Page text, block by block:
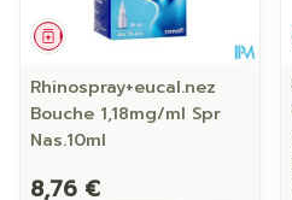
Médicament
Rhinospray+eucal.nez
Bouche 1,18mg/ml Spr
Nas.10ml
8,76 €